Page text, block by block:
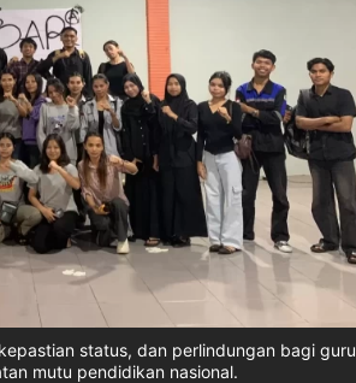
status, dan perlindungan bagi guru
mutu pendidikan nasional.